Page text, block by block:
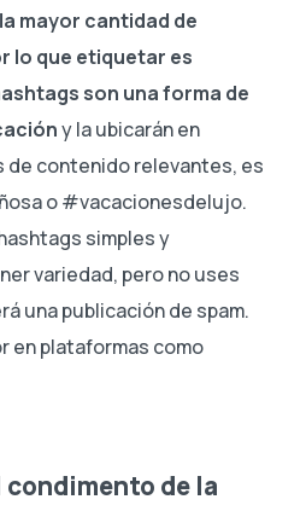
mayor cantidad de
lo que etiquetar es
son una forma de
y la ubicarán en
de contenido relevantes, es
o #vacacionesdelujo.
simples y
variedad, pero no uses
una publicación de spam.
en plataformas como
condimento de la